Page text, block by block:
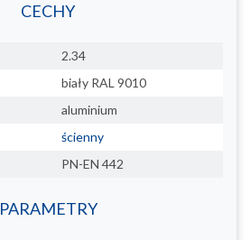
CECHY
2.34
biały RAL 9010
aluminium
ścienny
PN-EN 442
PARAMETRY